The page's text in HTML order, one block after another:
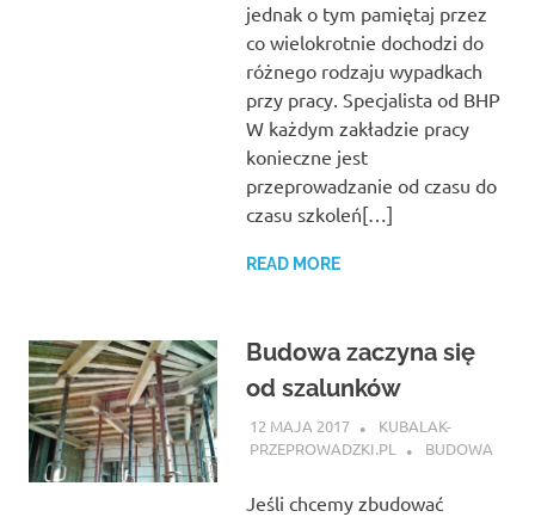
jednak o tym pamiętaj przez
co wielokrotnie dochodzi do
różnego rodzaju wypadkach
przy pracy. Specjalista od BHP
W każdym zakładzie pracy
konieczne jest
przeprowadzanie od czasu do
czasu szkoleń[…]
READ MORE
Budowa zaczyna się
od szalunków
12 MAJA 2017
KUBALAK-
PRZEPROWADZKI.PL
BUDOWA
Jeśli chcemy zbudować